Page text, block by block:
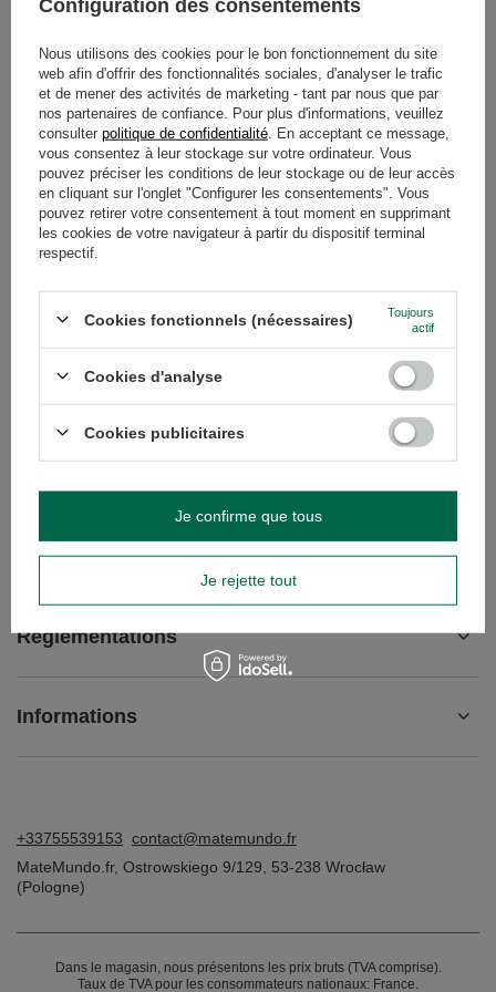
Guampa palo santo - décorée
5.00/5.00
24,90 € / article
COMMANDES
Statut de la commande
Suivi colis
Je veux échanger des biens
Contact
Compte
Réglementations
Informations
+33755539153 contact@matemundo.fr
MateMundo.fr, Ostrowskiego 9/129 53-238 Wrocław
(Pologne)
Dans le magasin, nous présentons les prix bruts (TVA comprise).
Taux de TVA pour les consommateurs nationaux: France
Configuration des consentements
Nous utilisons des cookies pour le bon fonctionnement du site
web afin d'offrir des fonctionnalités sociales, d'analyser le trafic
et de mener des activités de marketing - tant par nous que par
nos partenaires de confiance. Pour plus d'informations, veuillez
consulter politique de confidentialité . En acceptant ce message,
vous consentez à leur stockage sur votre ordinateur. Vous
pouvez préciser les conditions de leur stockage ou de leur accès
en cliquant sur l'onglet "Configurer les consentements". Vous
pouvez retirer votre consentement à tout moment en supprimant
les cookies de votre navigateur à partir du dispositif terminal
respectif.
Cookies fonctionnels (nécessaires)
Toujours
actif
Cookies d'analyse
Cookies publicitaires
Je rejette tout
Je confirme que tous